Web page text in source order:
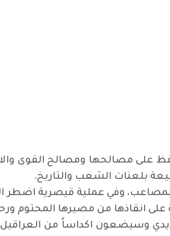
مصالحها ومصالح القوى
بلعنات الشعب والتاريخ.
وفي عملية قيصرية اضطر
انقاذها من مصيرها المحتوم
وسيضعون اكداساً من